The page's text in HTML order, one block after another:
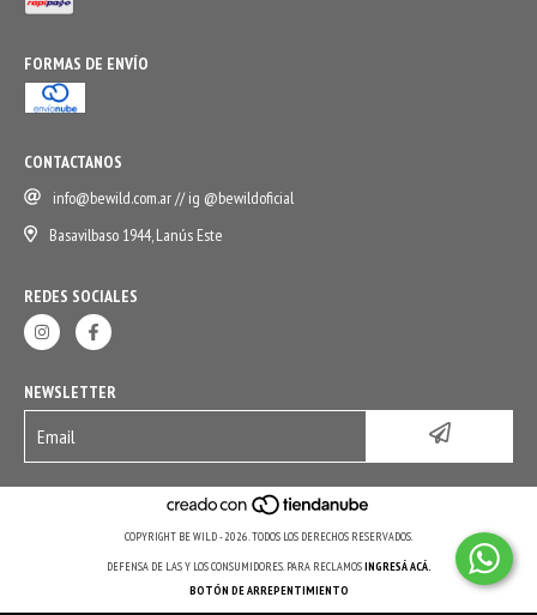
FORMAS DE ENVÍO
CONTACTANOS
info@bewild.com.ar// ig @bewildoficial
Basavilbaso 1944, Lanús Este
REDES SOCIALES
NEWSLETTER
COPYRIGHT BE WILD - 2026. TODOS LOS DERECHOS RESERVADOS.
DEFENSA DE LAS Y LOS CONSUMIDORES. PARA RECLAMOSINGRESÁ ACÁ.
BOTÓN DE ARREPENTIMIENTO